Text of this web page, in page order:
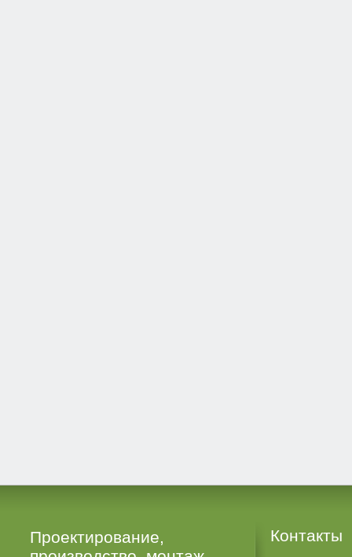
Проектирование,
Контакты